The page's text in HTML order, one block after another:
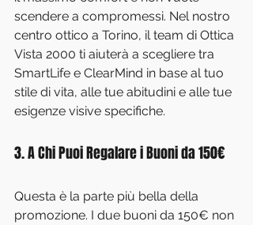
scendere a compromessi. Nel nostro
centro ottico a Torino, il team di Ottica
Vista 2000 ti aiuterà a scegliere tra
SmartLife e ClearMind in base al tuo
stile di vita, alle tue abitudini e alle tue
esigenze visive specifiche.
3. A Chi Puoi Regalare i Buoni da 150€
Questa è la parte più bella della
promozione. I due buoni da 150€ non